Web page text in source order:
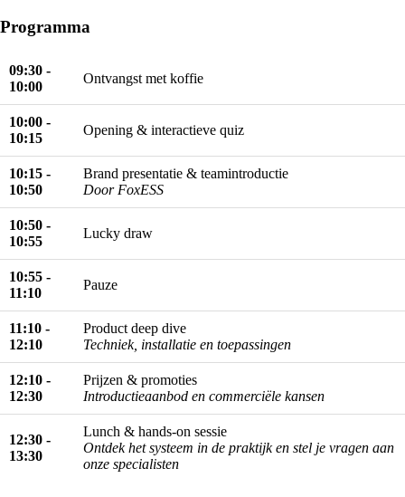
Programma
09:30 -
10:00
Ontvangst met koffie
10:00 -
10:15
Opening & interactieve quiz
10:15 -
10:50
Brand presentatie & teamintroductie
Door FoxESS
10:50 -
10:55
Lucky draw
10:55 -
11:10
Pauze
11:10 -
12:10
Product deep dive
Techniek, installatie en toepassingen
12:10 -
12:30
Prijzen & promoties
Introductieaanbod en commerciële kansen
12:30 -
13:30
Lunch & hands-on sessie
Ontdek het systeem in de praktijk en stel je vragen aan
onze specialisten